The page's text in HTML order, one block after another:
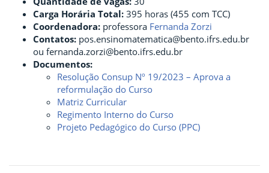
Carga Horária Total: 395 horas (455 com TCC)
Coordenadora: professora Fernanda Zorzi
Contatos: pos.ensinomatematica@bento.ifrs.edu.br
ou fernanda.zorzi@bento.ifrs.edu.br
Documentos:
Resolução Consup Nº 19/2023 – Aprova a
reformulação do Curso
Matriz Curricular
Regimento Interno do Curso
Projeto Pedagógico do Curso (PPC)